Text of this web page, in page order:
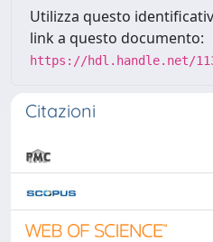
Utilizza questo
link a questo documento:
https://hdl.handle.net/
Citazioni